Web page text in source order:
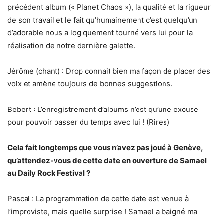
précédent album (« Planet Chaos »), la qualité et la rigueur
de son travail et le fait qu’humainement c’est quelqu’un
d’adorable nous a logiquement tourné vers lui pour la
réalisation de notre dernière galette.
Jérôme (chant) : Drop connait bien ma façon de placer des
voix et amène toujours de bonnes suggestions.
Bebert : L’enregistrement d’albums n’est qu’une excuse
pour pouvoir passer du temps avec lui ! (Rires)
Cela fait longtemps que vous n’avez pas joué à Genève,
qu’attendez-vous de cette date en ouverture de Samael
au Daily Rock Festival ?
Pascal : La programmation de cette date est venue à
l’improviste, mais quelle surprise ! Samael a baigné ma